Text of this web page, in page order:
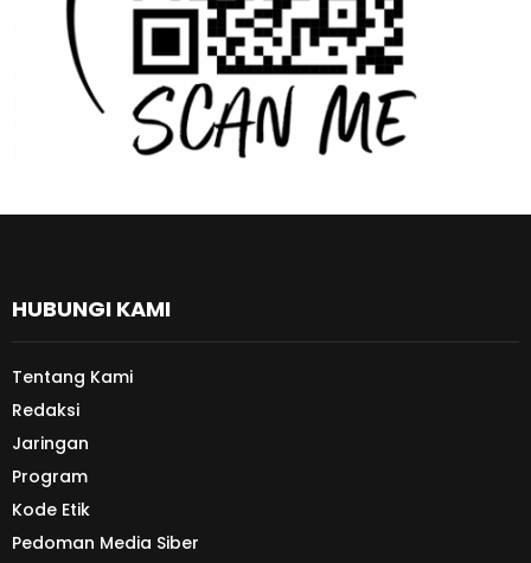
HUBUNGI KAMI
Tentang Kami
Redaksi
Jaringan
Program
Kode Etik
Pedoman Media Siber